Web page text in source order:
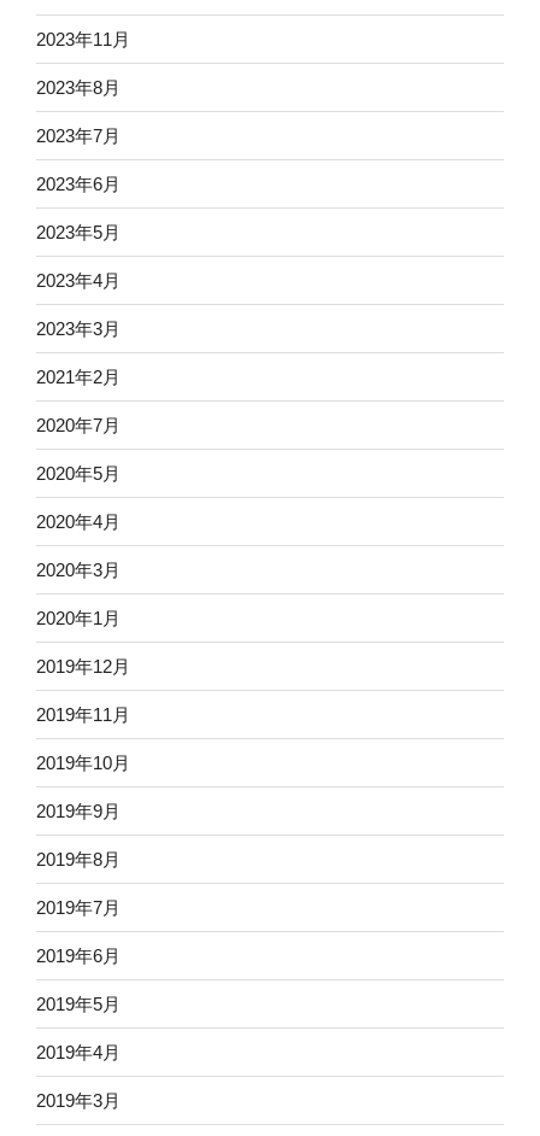
2023年11月
2023年8月
2023年7月
2023年6月
2023年5月
2023年4月
2023年3月
2021年2月
2020年7月
2020年5月
2020年4月
2020年3月
2020年1月
2019年12月
2019年11月
2019年10月
2019年9月
2019年8月
2019年7月
2019年6月
2019年5月
2019年4月
2019年3月